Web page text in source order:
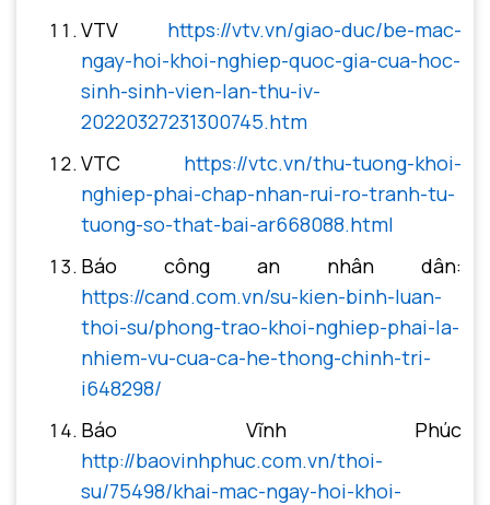
VTV https://vtv.vn/giao-duc/be-mac-
ngay-hoi-khoi-nghiep-quoc-gia-cua-hoc-
sinh-sinh-vien-lan-thu-iv-
20220327231300745.htm
VTC https://vtc.vn/thu-tuong-khoi-
nghiep-phai-chap-nhan-rui-ro-tranh-tu-
tuong-so-that-bai-ar668088.html
Báo công an nhân dân:
https://cand.com.vn/su-kien-binh-luan-
thoi-su/phong-trao-khoi-nghiep-phai-la-
nhiem-vu-cua-ca-he-thong-chinh-tri-
i648298/
Báo Vĩnh Phúc
http://baovinhphuc.com.vn/thoi-
su/75498/khai-mac-ngay-hoi-khoi-